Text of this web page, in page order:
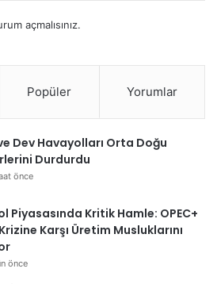
açmalısınız.
Popüler Yorumlar
Dev Havayolları Orta Doğu
Durdurdu
önce
Piyasasında Kritik Hamle: OPEC+
Karşı Üretim Musluklarını
önce